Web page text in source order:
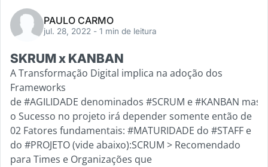
PAULO CARMO
jul. 28, 2022 - 1 min de leitura
SKRUM x KANBAN
A Transformação Digital implica na adoção dos
Frameworks
de #AGILIDADE denominados #SCRUM e #KANBAN mas
o Sucesso no projeto irá depender somente então de
02 Fatores fundamentais: #MATURIDADE do #STAFF e
do #PROJETO (vide abaixo):SCRUM > Recomendado
para Times e Organizações que